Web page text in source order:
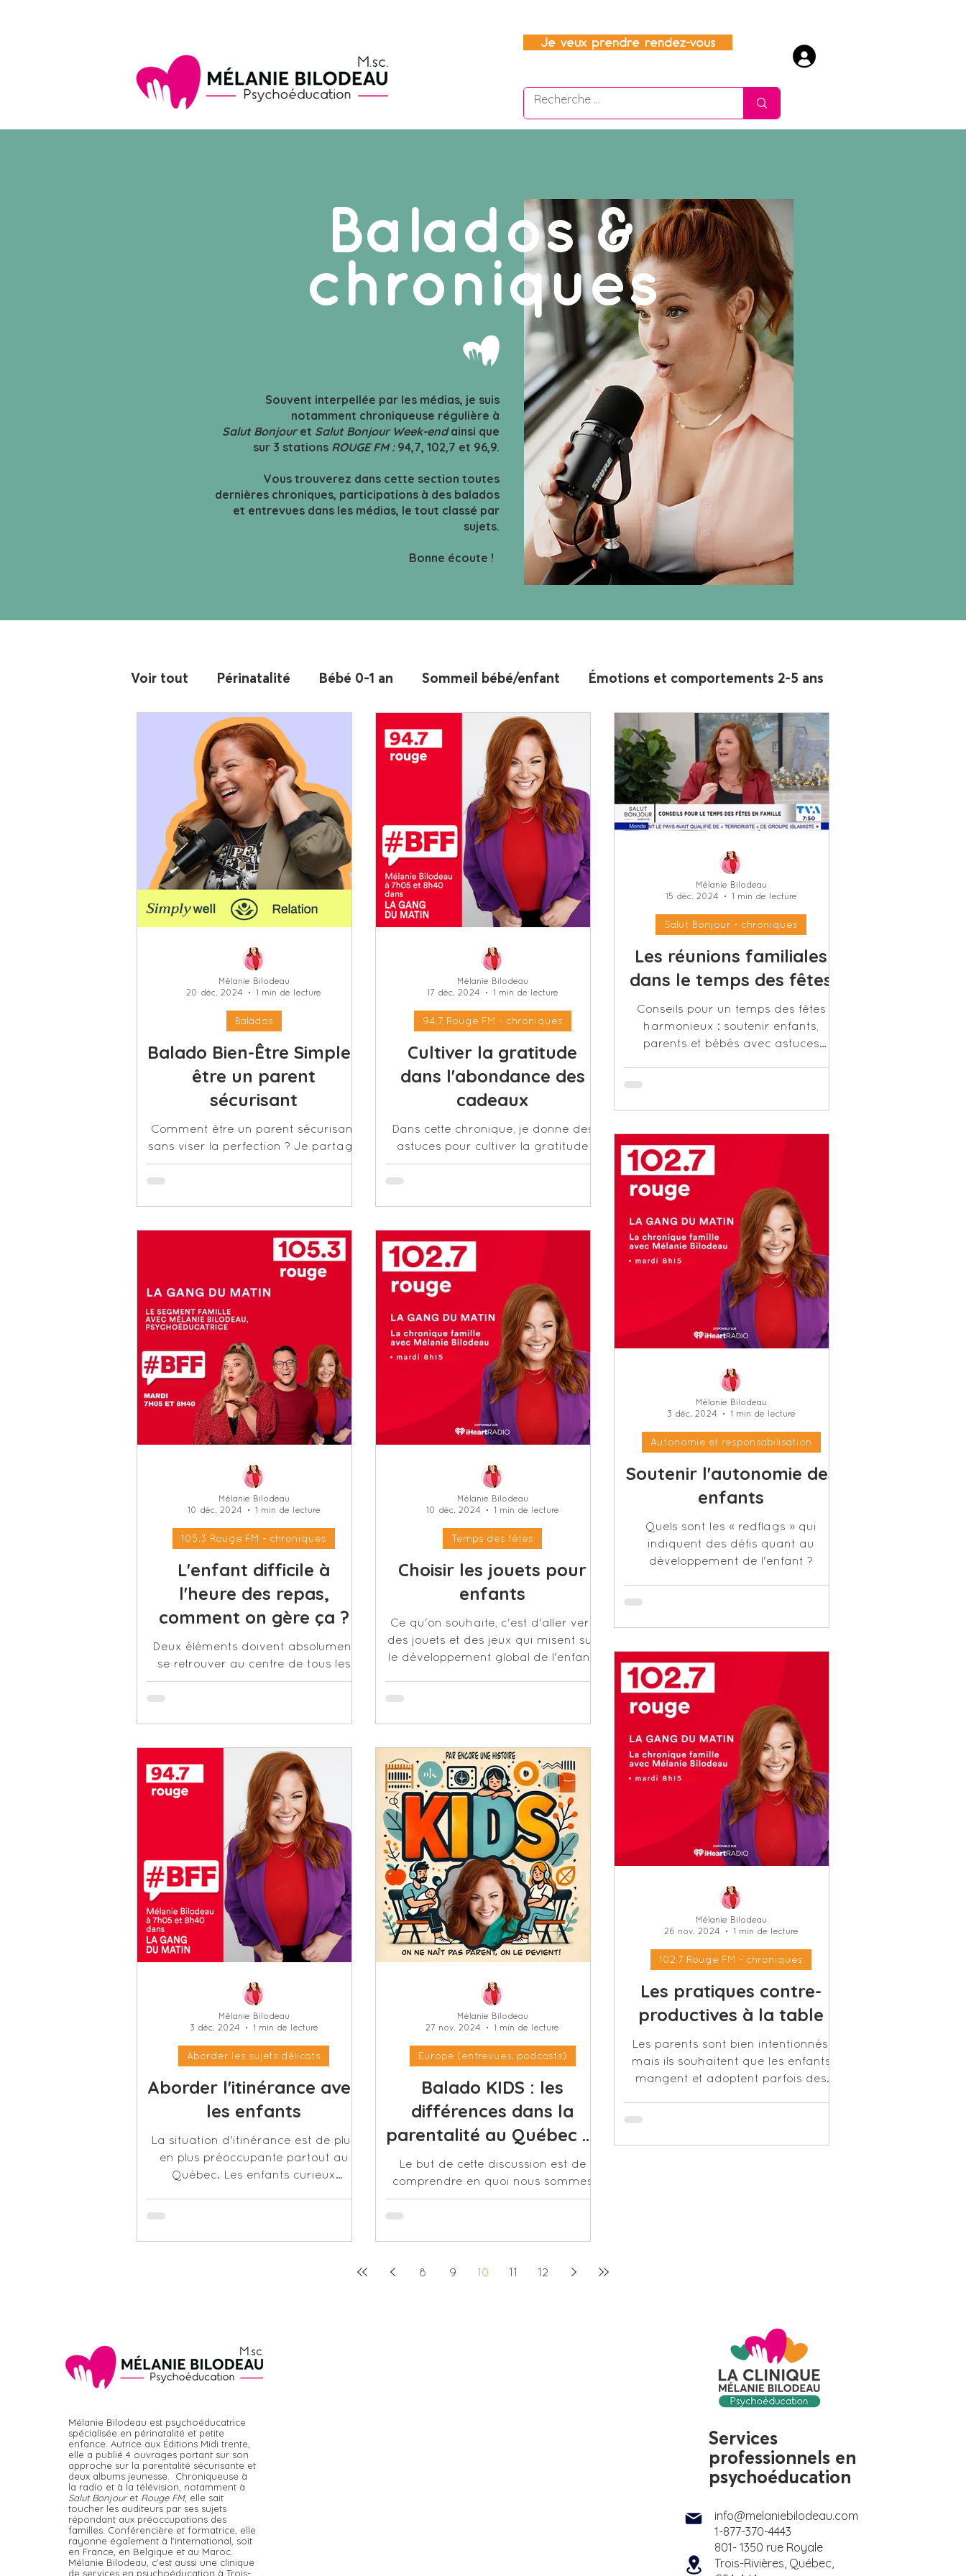
Je veux prendre rendez-vous
Souvent interpellée par les médias, je suis
notamment chroniqueuse régulière à
Salut Bonjouret Salut Bonjour Week-endainsi que
sur 3 stations ROUGE FM : 94,7, 102,7 et 96,9.
Vous trouverez dans cette section toutes
dernières chroniques, participations à des balados
et entrevues dans les médias, le tout classé par
sujets.
Bonne écoute !
Balados &
chroniques
Voir tout Périnatalité Bébé 0-1 an Sommeil bébé/enfant Émotions et comportements 2-5 ans
Alimentation Coparentalité/couple Être parent La parentalité sécurisante
Confiance et estime de soi enfant Autonomie et responsabilisation Aborder les sujets délicats
Les écrans Scolaire Temps des fêtes Balados Salut Bonjour - chroniques
94,7 Rouge FM - chroniques 102,7 Rouge FM - chroniques 96,9 - Rouge FM - Chroniques
105,3 Rouge FM - chroniques Entrevues médias/actualité Articles et collabos
Europe (entrevues, podcasts) Mélanie et Isabelle Filliozat
Balado Bien-Être Simple :
être un parent
sécurisant
Comment être un parent sécurisant
sans viser la perfection ? Je partage
mes conseils bienveillants et concrets
Balados
Mélanie Bilodeau
20 déc. 2024
1 min de lecture
Cultiver la gratitude
dans l'abondance des
cadeaux
Dans cette chronique, je donne des
astuces pour cultiver la gratitude
dans l'abondance des cadeaux
94,7 Rouge FM - chroniques
Mélanie Bilodeau
17 déc. 2024
1 min de lecture
Les réunions familiales
dans le temps des fêtes
Conseils pour un temps des fêtes
harmonieux : soutenir enfants,
parents et bébés avec astuces
Salut Bonjour - chroniques
Mélanie Bilodeau
15 déc. 2024
1 min de lecture
L'enfant difficile à
l'heure des repas,
comment on gère ça ?
Deux éléments doivent absolument
se retrouver au centre de tous les
repas : le PLAISIR et la CONFIANCE.
105,3 Rouge FM - chroniques
Mélanie Bilodeau
10 déc. 2024
1 min de lecture
Choisir les jouets pour
enfants
Ce qu'on souhaite, c'est d'aller vers
des jouets et des jeux qui misent sur
le développement global de l'enfant.
Temps des fêtes
Mélanie Bilodeau
10 déc. 2024
1 min de lecture
Soutenir l'autonomie des
enfants
Quels sont les « redflags » qui
indiquent des défis quant au
développement de l'enfant ?
Autonomie et responsabilisation
Mélanie Bilodeau
3 déc. 2024
1 min de lecture
Aborder l'itinérance avec
les enfants
La situation d'itinérance est de plus
en plus préoccupante partout au
Québec. Les enfants curieux
Aborder les sujets délicats
Mélanie Bilodeau
3 déc. 2024
1 min de lecture
Balado KIDS : les
différences dans la
parentalité au Québec et
en France
Le but de cette discussion est de
comprendre en quoi nous sommes
différents, de par notre éducation,
Europe (entrevues, podcasts)
Mélanie Bilodeau
27 nov. 2024
1 min de lecture
Les pratiques contre-
productives à la table
Les parents sont bien intentionnés,
mais ils souhaitent que les enfants
mangent et adoptent parfois des
102,7 Rouge FM - chroniques
Mélanie Bilodeau
26 nov. 2024
1 min de lecture
8 9 10 11 12
Mélanie Bilodeau est psychoéducatrice
spécialisée en périnatalité et petite
enfance. Autrice aux Éditions Midi trente,
elle a publié 4 ouvrages portant sur son
approche sur la parentalité sécurisante et
deux albums jeunesse. Chroniqueuse à
la radio et à la télévision, notamment à
Salut Bonjouret Rouge FM, elle sait
toucher les auditeurs par ses sujets
répondant aux préoccupations des
familles. Conférencière et formatrice, elle
rayonne également à l'international, soit
en France, en Belgique et au Maroc.
Mélanie Bilodeau, c'est aussi une clinique
de services en psychoéducation à Trois-
Services
professionnels en
psychoéducation
info@melaniebilodeau.com
1-877-370-4443
801- 1350 rue Royale
Trois-Rivières, Québec,